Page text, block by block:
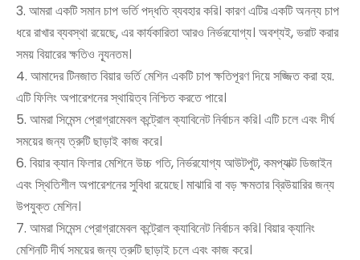
3. আমরা একটি সমান চাপ ভর্তি পদ্ধতি ব্যবহার করি। কারণ এটির একটি অনন্য চাপ
ধরে রাখার ব্যবস্থা রয়েছে, এর কার্যকারিতা আরও নির্ভরযোগ্য। অবশ্যই, ভরাট করার
সময় বিয়ারের ক্ষতিও ন্যূনতম।
4. আমাদের টিনজাত বিয়ার ভর্তি মেশিন একটি চাপ ক্ষতিপূরণ দিয়ে সজ্জিত করা হয়.
এটি ফিলিং অপারেশনের স্থায়িত্ব নিশ্চিত করতে পারে।
5. আমরা সিমেন্স প্রোগ্রামেবল কন্ট্রোল ক্যাবিনেট নির্বাচন করি। এটি চলে এবং দীর্ঘ
সময়ের জন্য ত্রুটি ছাড়াই কাজ করে।
6. বিয়ার ক্যান ফিলার মেশিনে উচ্চ গতি, নির্ভরযোগ্য আউটপুট, কমপ্যাক্ট ডিজাইন
এবং স্থিতিশীল অপারেশনের সুবিধা রয়েছে। মাঝারি বা বড় ক্ষমতার ব্রিউয়ারির জন্য
উপযুক্ত মেশিন।
7. আমরা সিমেন্স প্রোগ্রামেবল কন্ট্রোল ক্যাবিনেট নির্বাচন করি। বিয়ার ক্যানিং
মেশিনটি দীর্ঘ সময়ের জন্য ত্রুটি ছাড়াই চলে এবং কাজ করে।